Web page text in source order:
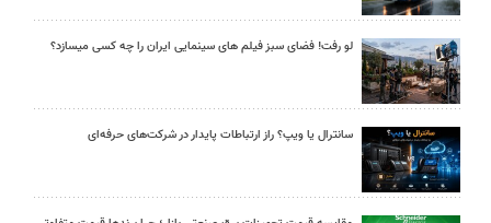
لو رفت! فضای سبز فیلم های سینمایی ایران را چه کسی میسازد؟
سانترال یا ویپ؟ راز ارتباطات پایدار در شرکت‌های حرفه‌ای